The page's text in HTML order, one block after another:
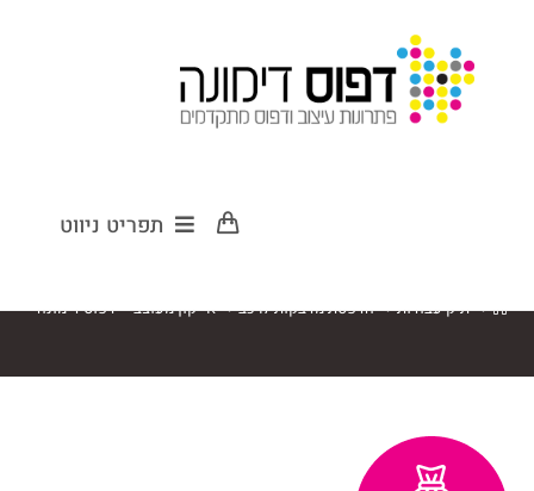
תפריט ניווט
> תיק עבודות > הדפסת מדבקות לרכב > אייקון מעוצב – דפוס דימונה